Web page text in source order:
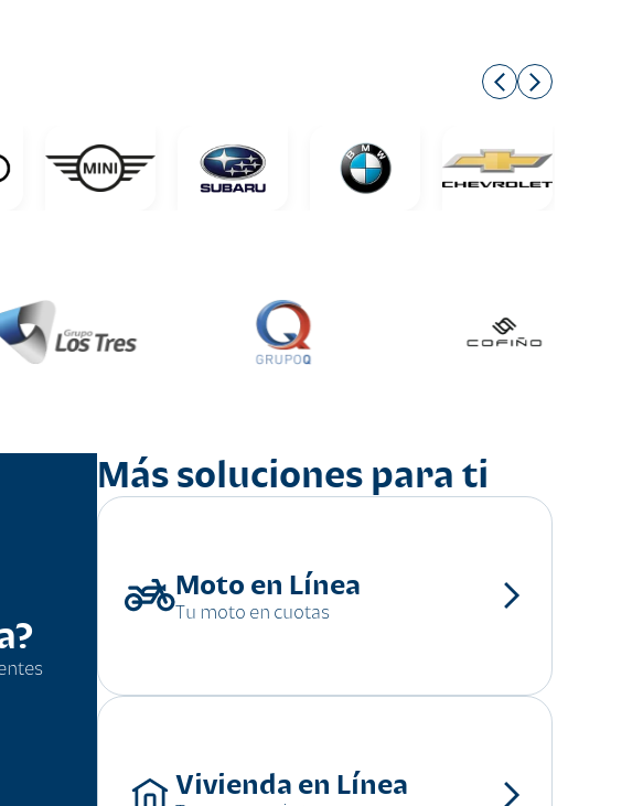
Más soluciones para ti
Moto en Línea
Tu moto en cuotas
Vivienda en Línea